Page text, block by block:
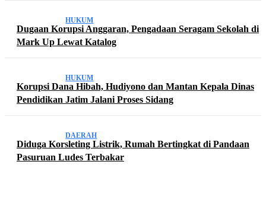
HUKUM
Dugaan Korupsi Anggaran, Pengadaan Seragam Sekolah di
Mark Up Lewat Katalog
HUKUM
Korupsi Dana Hibah, Hudiyono dan Mantan Kepala Dinas
Pendidikan Jatim Jalani Proses Sidang
DAERAH
Diduga Korsleting Listrik, Rumah Bertingkat di Pandaan
Pasuruan Ludes Terbakar